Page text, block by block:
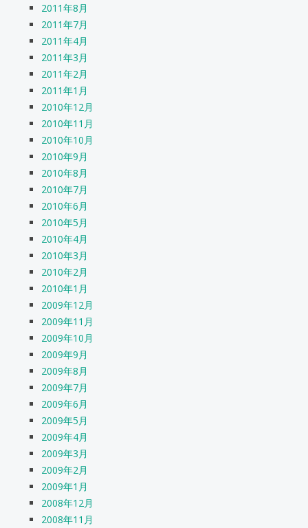
2011年8月
2011年7月
2011年4月
2011年3月
2011年2月
2011年1月
2010年12月
2010年11月
2010年10月
2010年9月
2010年8月
2010年7月
2010年6月
2010年5月
2010年4月
2010年3月
2010年2月
2010年1月
2009年12月
2009年11月
2009年10月
2009年9月
2009年8月
2009年7月
2009年6月
2009年5月
2009年4月
2009年3月
2009年2月
2009年1月
2008年12月
2008年11月